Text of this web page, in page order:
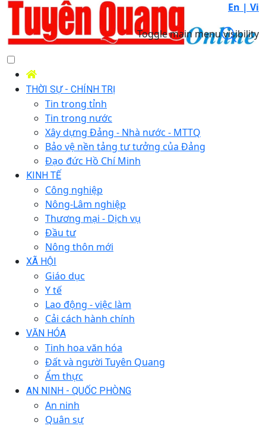
En | Vi
Toggle main menu visibility
THỜI SỰ - CHÍNH TRỊ
Tin trong tỉnh
Tin trong nước
Xây dựng Đảng - Nhà nước - MTTQ
Bảo vệ nền tảng tư tưởng của Đảng
Đạo đức Hồ Chí Minh
KINH TẾ
Công nghiệp
Nông-Lâm nghiệp
Thương mại - Dịch vụ
Đầu tư
Nông thôn mới
XÃ HỘI
Giáo dục
Y tế
Lao động - việc làm
Cải cách hành chính
VĂN HÓA
Tinh hoa văn hóa
Đất và người Tuyên Quang
Ẩm thực
AN NINH - QUỐC PHÒNG
An ninh
Quân sự